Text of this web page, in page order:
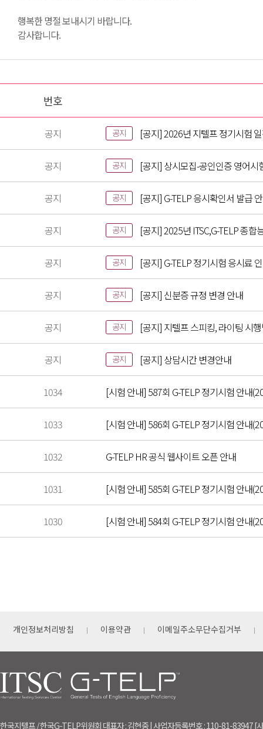
행복한 명절 보내시기 바랍니다.
감사합니다.
번호
공지 공지 [공지] 2026년 지텔프 정기시험
공지 공지 [공지] 상시모집-공인인증 영어시
공지 공지 [공지] G-TELP 응시확인서 발급
공지 공지 [공지] 2025년 ITSC,G-TELP 종합
공지 공지 [공지] G-TELP 정기시험 응시료
공지 공지 [공지] 신분증 규정 변경 안내
공지 공지 [공지] 지텔프 스피킹, 라이팅 시
공지 공지 [공지] 상담시간 변경안내
1034 [시험 안내] 587회 G-TELP 정기시험 안내
1033 [시험 안내] 586회 G-TELP 정기시험 안내
1032 G-TELP HR 공식 웹사이트 오픈 안내
1031 [시험 안내] 585회 G-TELP 정기시험 안내
1030 [시험 안내] 584회 G-TELP 정기시험 안내
개인정보처리방침 이용약관 이메일주소무단수집거부
한국지텔프 / 한국G-TELP위원회 대표자 : 김현중 | 사업자등록번호 : 110-81-83947